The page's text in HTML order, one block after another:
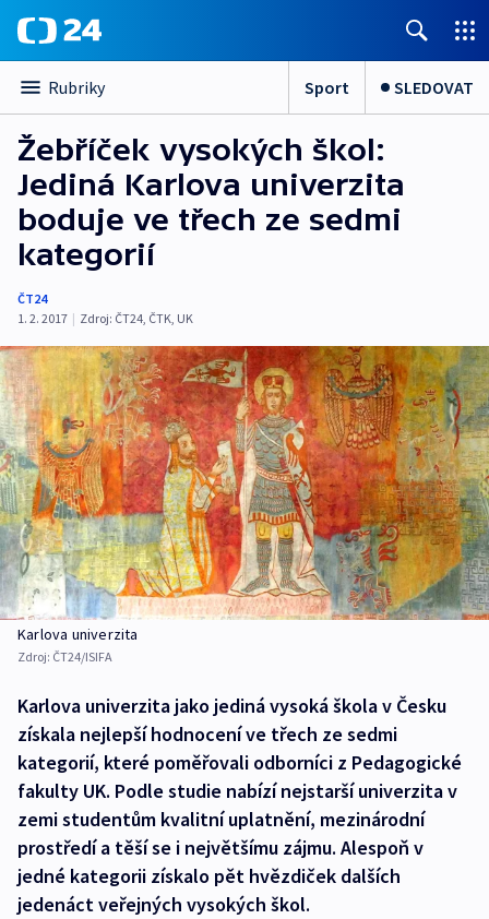
Rubriky Sport SLEDOVAT
Žebříček vysokých škol:
Jediná Karlova univerzita
boduje ve třech ze sedmi
kategorií
ČT24
1. 2. 2017 | Zdroj: ČT24, ČTK, UK
Karlova univerzita
Zdroj: ČT24/ISIFA
Karlova univerzita jako jediná vysoká škola v Česku
získala nejlepší hodnocení ve třech ze sedmi
kategorií, které poměřovali odborníci z Pedagogické
fakulty UK. Podle studie nabízí nejstarší univerzita v
zemi studentům kvalitní uplatnění, mezinárodní
prostředí a těší se i největšímu zájmu. Alespoň v
jedné kategorii získalo pět hvězdiček dalších
jedenáct veřejných vysokých škol.